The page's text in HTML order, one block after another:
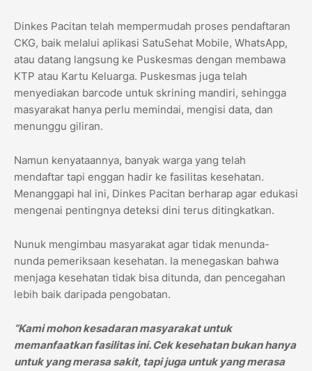
Dinkes Pacitan telah mempermudah proses pendaftaran
CKG, baik melalui aplikasi SatuSehat Mobile, WhatsApp,
atau datang langsung ke Puskesmas dengan membawa
KTP atau Kartu Keluarga. Puskesmas juga telah
menyediakan barcode untuk skrining mandiri, sehingga
masyarakat hanya perlu memindai, mengisi data, dan
menunggu giliran.
Namun kenyataannya, banyak warga yang telah
mendaftar tapi enggan hadir ke fasilitas kesehatan.
Menanggapi hal ini, Dinkes Pacitan berharap agar edukasi
mengenai pentingnya deteksi dini terus ditingkatkan.
Nunuk mengimbau masyarakat agar tidak menunda-
nunda pemeriksaan kesehatan. Ia menegaskan bahwa
menjaga kesehatan tidak bisa ditunda, dan pencegahan
lebih baik daripada pengobatan.
“Kami mohon kesadaran masyarakat untuk
memanfaatkan fasilitas ini. Cek kesehatan bukan hanya
untuk yang merasa sakit, tapi juga untuk yang merasa